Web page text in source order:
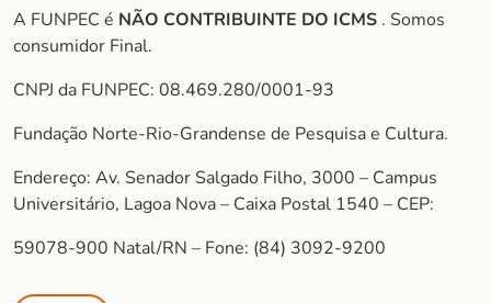
A FUNPEC é NÃO CONTRIBUINTE DO ICMS . Somos
consumidor Final.
CNPJ da FUNPEC: 08.469.280/0001-93
Fundação Norte-Rio-Grandense de Pesquisa e Cultura.
Endereço: Av. Senador Salgado Filho, 3000 – Campus
Universitário, Lagoa Nova – Caixa Postal 1540 – CEP:
59078-900 Natal/RN – Fone: (84) 3092-9200